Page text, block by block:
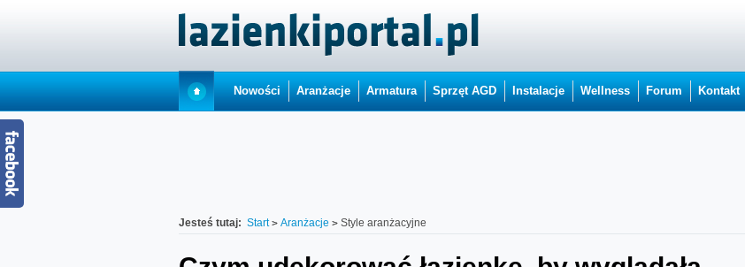
Nowości Aranżacje Armatura Sprzęt AGD Instalacje Wellness Forum Kontakt
Jesteś tutaj: Start Aranżacje Style aranżacyjne